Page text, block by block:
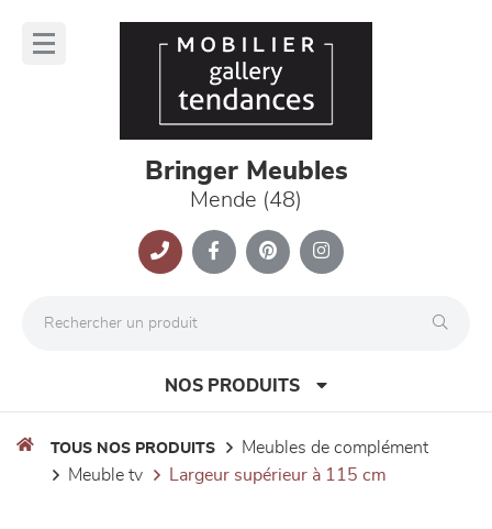
Bringer Meubles
Mende (48)
NOS PRODUITS
TOUS NOS PRODUITS
meubles de complément
meuble tv
largeur supérieur à 115 cm